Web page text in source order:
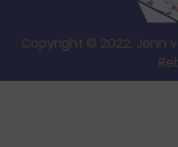
Copyright © 2022. Jenn